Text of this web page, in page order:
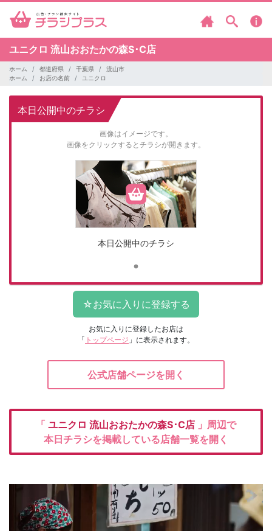
ユニクロ 流山おおたかの森S･C店
ホーム 都道府県 千葉県
流山市
ホーム
お店の名前 ユニクロ
本日公開中のチラシ
画像はイメージです。
画像をクリックするとチラシが開きます。
本日公開中のチラシ
お気に入りに登録したお店は
「 トップページ 」に表示されます。
公式店舗ページを開く
「 ユニクロ 流山おおたかの森S･C店 」周辺で
本日チラシを掲載している店舗一覧を開く